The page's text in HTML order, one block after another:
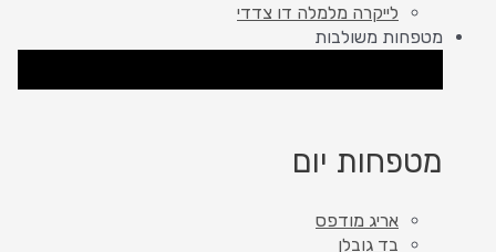
לייקרה מלמלה דו צדדי
מטפחות משולבות
מטפחות יום
אריג מודפס
בד גובלן